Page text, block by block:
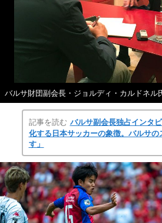
バルサ財団副会長・ジョルディ・カルドネル
記事を読む バルサ副会長独占インタ
化する日本サッカーの象徴。バルサの
す」